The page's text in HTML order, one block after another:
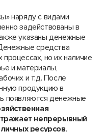
наряду с видами
задействованы в
указаны денежные
средства
но их наличие
и материалы,
и т.д. После
продукцию в
появляются денежные
непрерывный
ресурсов.